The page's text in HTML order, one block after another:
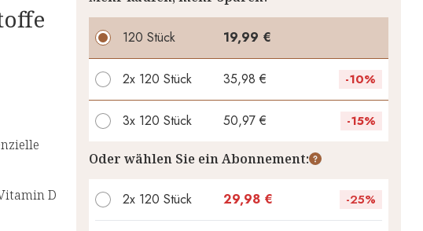
D
120 Stück 19,99 €
2x 120 Stück 35,98 € -10%
3x 120 Stück 50,97 € -15%
Ihr persönlicher Rabatt
1 0,00 €
Oder wählen Sie ein Abonnement:
2x 120 Stück 29,98 € -25%